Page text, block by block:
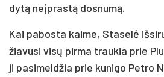
dy­tą neįp­ras­tą dos­nu­mą.
Kai pa­bos­ta kai­me, Sta­se­lė
žia­vu­si vi­sų pir­ma trau­kia prie
ji pa­si­mel­džia prie ku­ni­go Pet­ro